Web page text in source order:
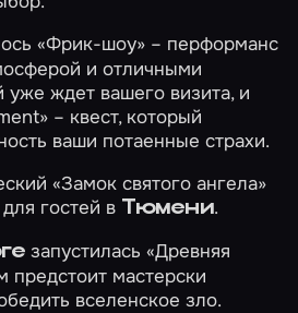
«Фрик-шоу»– перформанс
и отличными
уже ждет вашего визита, и
– квест, который
ваши потаенные страхи.
«Замок святого ангела»
гостей в Тюмени.
запустилась«Древняя
предстоит мастерски
вселенское зло.